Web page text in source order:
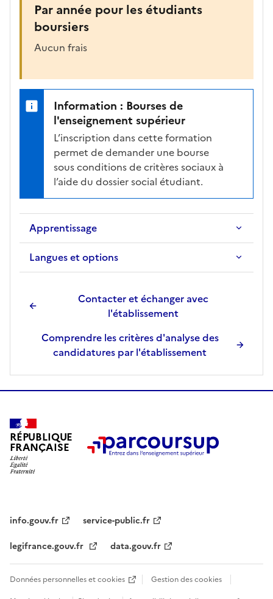
Par année pour les étudiants
boursiers
Aucun frais
Information : Bourses de
l'enseignement supérieur
L’inscription dans cette formation
permet de demander une bourse
sous conditions de critères sociaux à
l’aide du dossier social étudiant.
Apprentissage
Langues et options
Contacter et échanger avec
l'établissement
Comprendre les critères d'analyse des
candidatures par l'établissement
RÉPUBLIQUE
FRANÇAISE
info.gouv.fr
service-public.fr
legifrance.gouv.fr
data.gouv.fr
Données personnelles et cookies
Gestion des cookies